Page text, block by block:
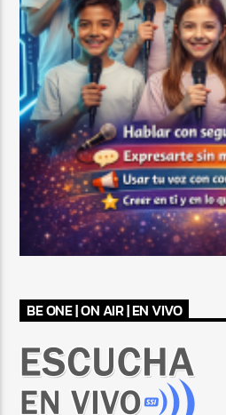
BE ONE | ON AIR | EN VIVO